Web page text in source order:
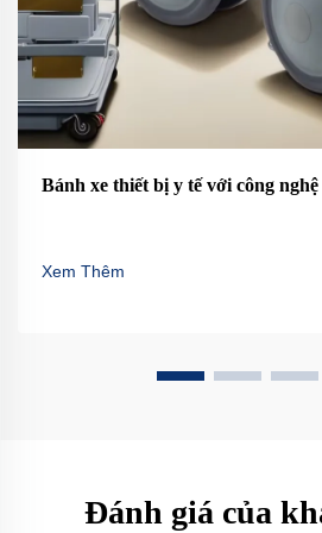
Bánh xe thiết bị y tế với công
Xem Thêm
Đánh giá của